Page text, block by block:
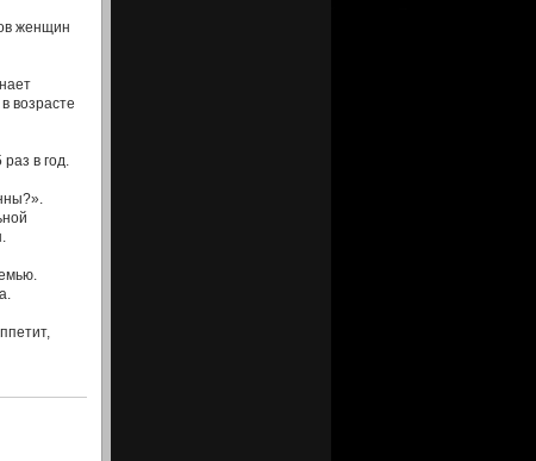
женщин
возрасте
в год.